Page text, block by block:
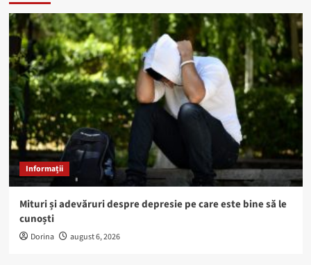
Informații
Mituri și adevăruri despre depresie pe care este bine să le
cunoști
Dorina august 6, 2026